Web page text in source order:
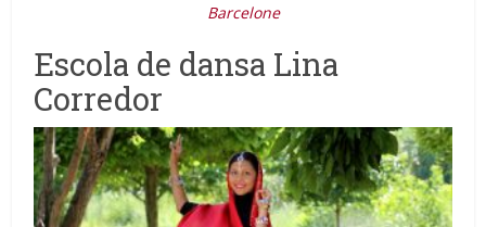
Barcelone
Escola de dansa Lina
Corredor